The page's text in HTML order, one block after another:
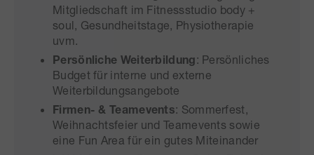
Mitgliedschaft im Fitnessstudio body +
soul, Gesundheitstage, Physiotherapie
uvm.
Persönliche Weiterbildung: Persönliches
Budget für interne und externe
Weiterbildungsangebote
Firmen- & Teamevents: Sommerfest,
Weihnachtsfeier und Teamevents sowie
eine Fun Area für ein gutes Miteinander